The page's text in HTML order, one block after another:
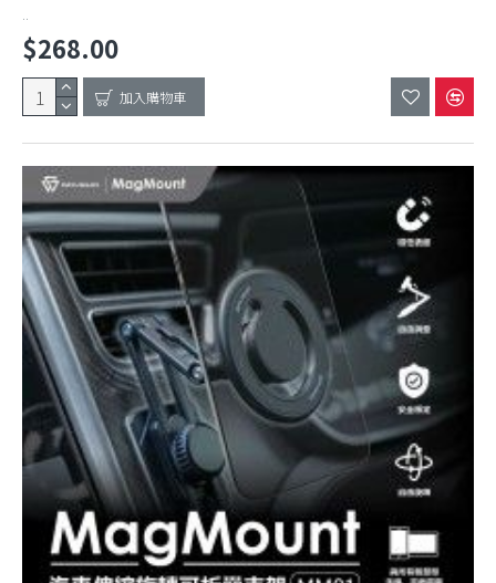
..
$268.00
加入購物車